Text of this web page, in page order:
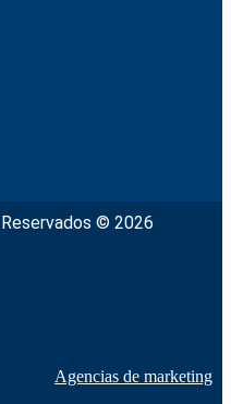
© 2026
Agencias de marketing